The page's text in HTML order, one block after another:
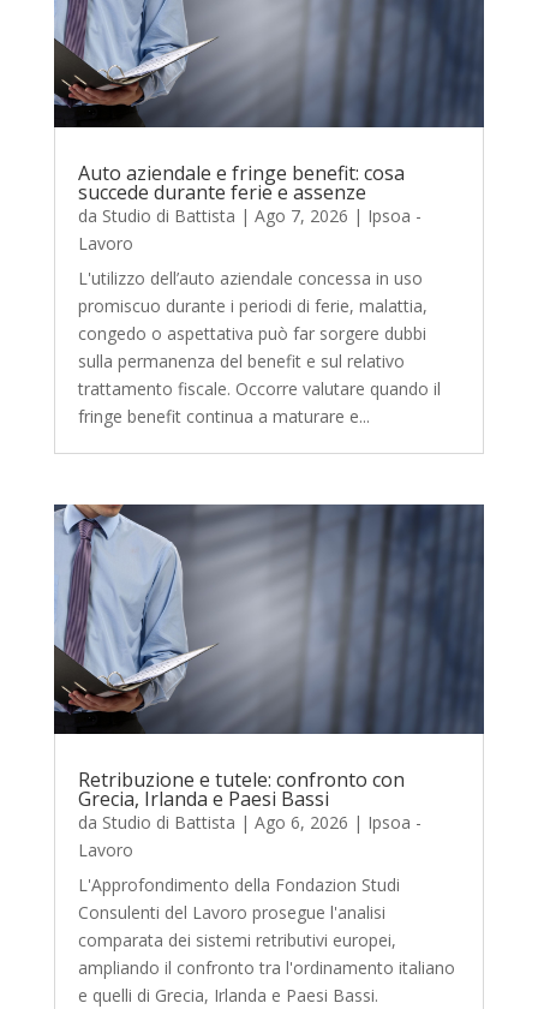
Auto aziendale e fringe benefit: cosa
succede durante ferie e assenze
da Studio di Battista | Ago 7, 2026 | Ipsoa -
Lavoro
L'utilizzo dell’auto aziendale concessa in uso
promiscuo durante i periodi di ferie, malattia,
congedo o aspettativa può far sorgere dubbi
sulla permanenza del benefit e sul relativo
trattamento fiscale. Occorre valutare quando il
fringe benefit continua a maturare e...
Retribuzione e tutele: confronto con
Grecia, Irlanda e Paesi Bassi
da Studio di Battista | Ago 6, 2026 | Ipsoa -
Lavoro
L'Approfondimento della Fondazion Studi
Consulenti del Lavoro prosegue l'analisi
comparata dei sistemi retributivi europei,
ampliando il confronto tra l'ordinamento italiano
e quelli di Grecia, Irlanda e Paesi Bassi.